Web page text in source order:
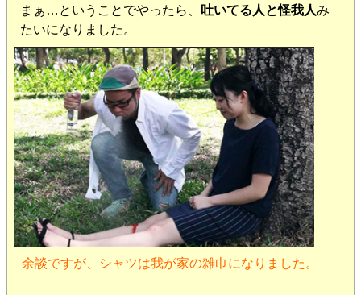
まぁ…ということでやったら、 吐いてる人と怪我人み
たいになりました。
余談ですが、シャツは我が家の雑巾になりました。